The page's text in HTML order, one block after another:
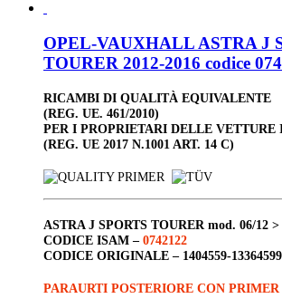
OPEL-VAUXHALL ASTRA J
TOURER 2012-2016 codice
RICAMBI DI QUALITÀ EQUIVALENTE
(REG. UE. 461/2010)
PER I PROPRIETARI DELLE VETTURE
(REG. UE 2017 N.1001 ART. 14 C)
ASTRA J SPORTS TOURER mod. 06/12 >
CODICE ISAM – 0742122
CODICE ORIGINALE – 1404559-13364599
PARAURTI POSTERIORE CON PRIMER